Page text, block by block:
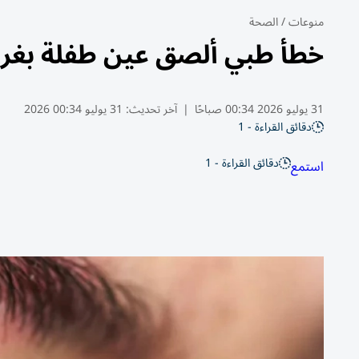
منوعات/الصحة
خطأ طبي ألصق عين طفلة
31 يوليو 2026 00:34 صباحًا | آخر تحديث: 31 يوليو 00:34 2026
دقائق القراءة - 1
استمع دقائق القراءة - 1